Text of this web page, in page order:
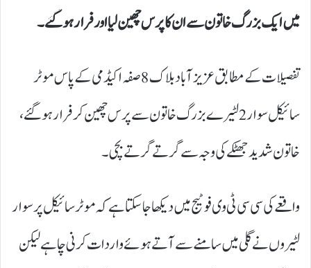
میں ایک بزرگ خاتون سے ان کا پرس چھین لیا اور فرار ہو گئے۔
تفصیلات کے مطابق عزیز آباد بلاک 8 صفہ اکیڈمی کے پاس موٹر
سائیکل سوار 2 لٹیرے بزرگ خاتون سے پرس چھین کر فرار ہو گئے،
خاتون شدید جھٹکے کی وجہ سے گرتے گرتے بچی۔
واقعے کی سی سی ٹی وی فوٹیج میں دیکھا جا سکتا ہے کہ موٹر سائیکل پر سوار
لٹیروں نے گلی میں سامنے سے آتے ہوئے واردات کرنی چاہے لیکن